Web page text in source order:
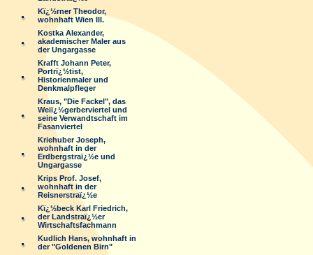
Kï¿½rner Theodor,
wohnhaft Wien III.
Kostka Alexander,
akademischer Maler aus
der Ungargasse
Krafft Johann Peter,
Portrï¿½tist,
Historienmaler und
Denkmalpfleger
Kraus, "Die Fackel", das
Weiï¿½gerberviertel und
seine Verwandtschaft im
Fasanviertel
Kriehuber Joseph,
wohnhaft in der
Erdbergstraï¿½e und
Ungargasse
Krips Prof. Josef,
wohnhaft in der
Reisnerstraï¿½e
Kï¿½beck Karl Friedrich,
der Landstraï¿½er
Wirtschaftsfachmann
Kudlich Hans, wohnhaft in
der "Goldenen Birn"